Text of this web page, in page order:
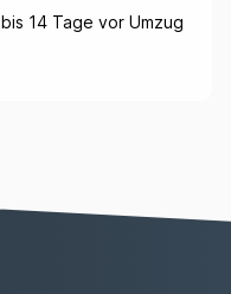
bis 14 Tage vor Umzug